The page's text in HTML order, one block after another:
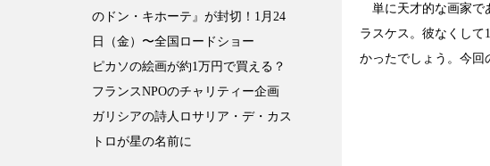
のドン・キホーテ』が封切！1月24
日（金）〜全国ロードショー
ピカソの絵画が約1万円で買える？
フランスNPOのチャリティー企画
ガリシアの詩人ロサリア・デ・カス
トロが星の名前に
単に天才的な画家で
ラスケス。彼なくして
かったでしょう。今回